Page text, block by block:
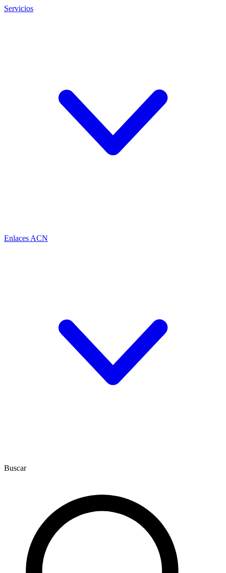
Servicios
Enlaces ACN
Buscar